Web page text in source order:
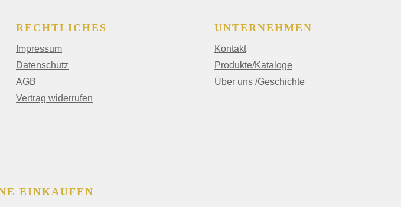
RECHTLICHES
Impressum
Datenschutz
AGB
Vertrag widerrufen
UNTERNEHMEN
Kontakt
Produkte/Kataloge
Über uns /Geschichte
EINKAUFEN